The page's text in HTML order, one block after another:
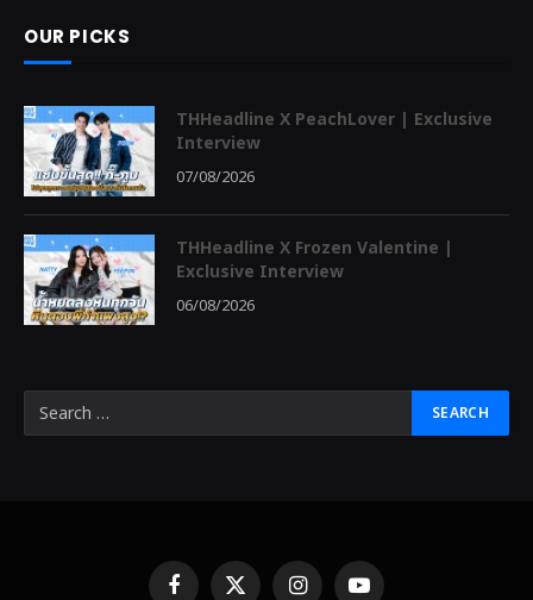
OUR PICKS
THHeadline X PeachLover | Exclusive
Interview
07/08/2026
THHeadline X Frozen Valentine |
Exclusive Interview
06/08/2026
FacebookX InstagramYouTube